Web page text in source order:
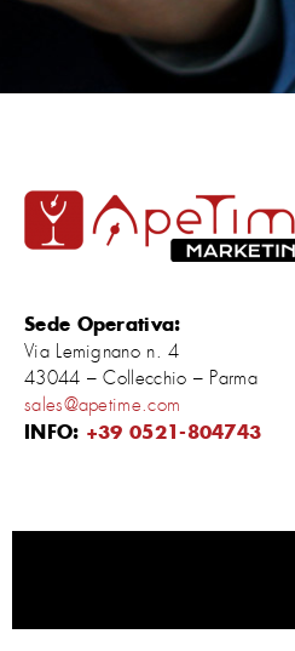
Sede Operativa:
Via Lemignano n. 4
43044 – Collecchio – Parma
sales@apetime.com
INFO: +39 0521-804743